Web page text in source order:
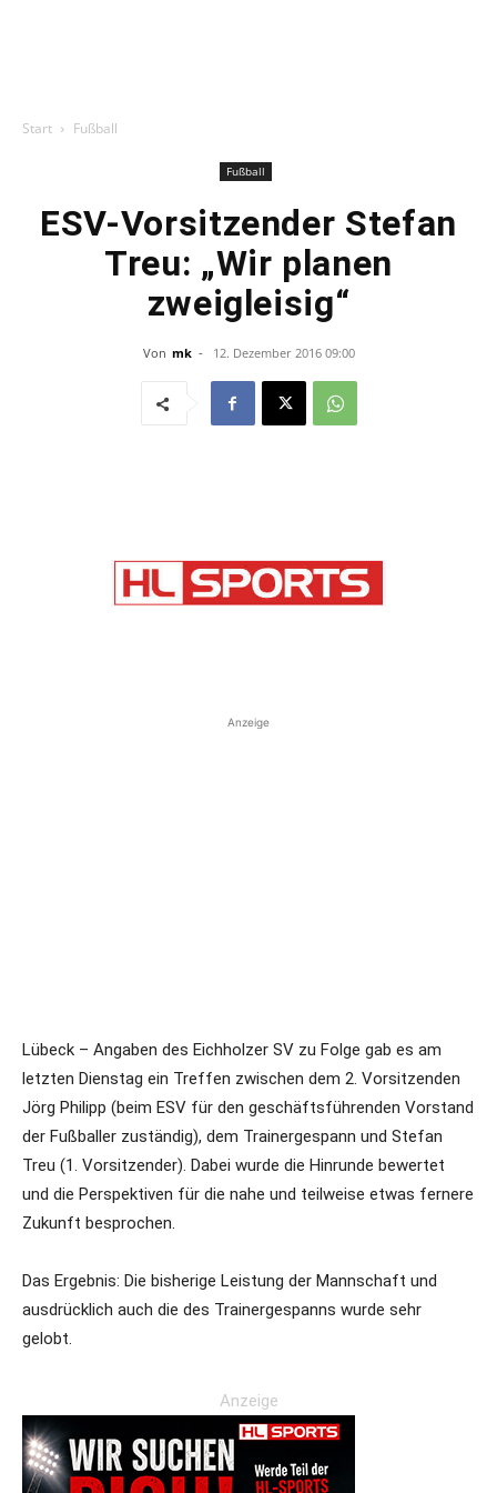
Start Fußball
Fußball
ESV-Vorsitzender Stefan
Treu: „Wir planen
zweigleisig“
Von mk - 12. Dezember 2016 09:00
Anzeige
Lübeck – Angaben des Eichholzer SV zu Folge gab es am
letzten Dienstag ein Treffen zwischen dem 2. Vorsitzenden
Jörg Philipp (beim ESV für den geschäftsführenden Vorstand
der Fußballer zuständig), dem Trainergespann und Stefan
Treu (1. Vorsitzender). Dabei wurde die Hinrunde bewertet
und die Perspektiven für die nahe und teilweise etwas fernere
Zukunft besprochen.
Das Ergebnis: Die bisherige Leistung der Mannschaft und
ausdrücklich auch die des Trainergespanns wurde sehr
gelobt.
Anzeige